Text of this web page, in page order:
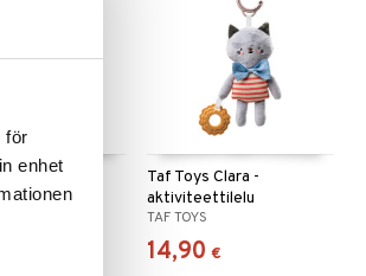
för
enhet
Taf Toys Clara -
aktiviteettilelu
TAF TOYS
14,90 €